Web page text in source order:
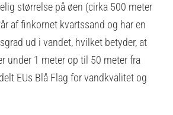
størrelse på øen (cirka 500 meter
af finkornet kvartssand og har en
ud i vandet, hvilket betyder, at
under 1 meter op til 50 meter fra
EUs Blå Flag for vandkvalitet og